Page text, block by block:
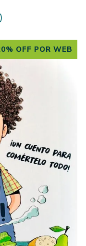
OFF POR WEB